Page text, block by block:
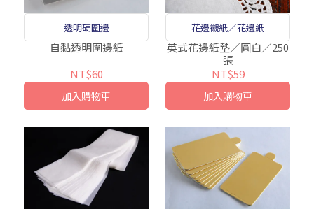
透明硬圍邊
自黏透明圍邊紙
NT$60
加入購物車
花邊襯紙／花邊紙
英式花邊紙墊／圓白／250
張
NT$59
加入購物車